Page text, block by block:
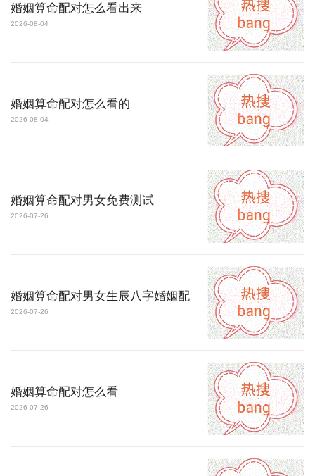
婚姻算命配对怎么看出来
2026-08-04
婚姻算命配对怎么看的
2026-08-04
婚姻算命配对男女免费测试
2026-07-26
婚姻算命配对男女生辰八字婚姻配
2026-07-26
婚姻算命配对怎么看
2026-07-26